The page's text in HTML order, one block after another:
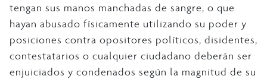
tengan sus manos manchadas de sangre, o que
hayan abusado físicamente utilizando su poder y
posiciones contra opositores políticos, disidentes,
contestatarios o cualquier ciudadano deberán ser
enjuiciados y condenados según la magnitud de su